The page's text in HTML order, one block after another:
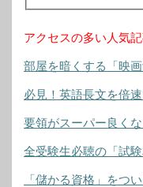
アクセスの多い人気
部屋を暗くする「映
必見！英語長文を倍
要領がスーパー良く
全受験生必聴の「試
「儲かる資格」をつ